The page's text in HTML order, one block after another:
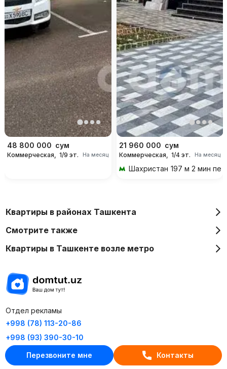
Перезвоните мне Контакты
48 800 000 сум
Коммерческая, 1/9 эт. На месяц
21 960 000 сум
Коммерческая, 1/4 эт. На месяц
Шахристан 197 м 2 мин
Квартиры в районах Ташкента
Смотрите также
Квартиры в Ташкенте возле метро
Отдел рекламы
+998 (78) 113-20-86
+998 (93) 390-30-10
Пн-Пт. С 9:30 до 18:00